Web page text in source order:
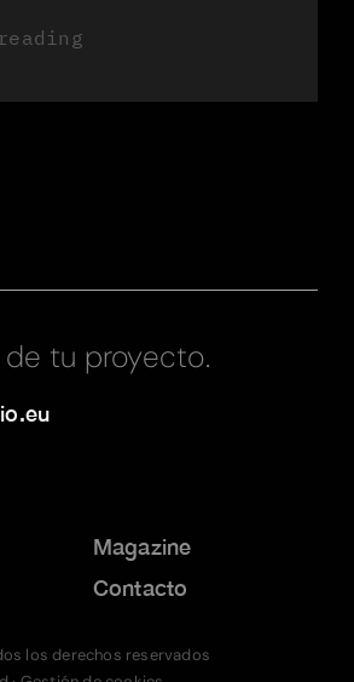
de tu proyecto.
Magazine
Contacto
los derechos reservados